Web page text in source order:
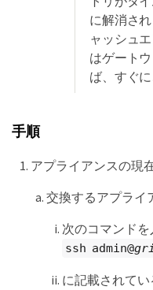
に解消さ
ャッシュ
はゲート
ば、すぐ
手順
アプライアンスの現
交換するアプライ
次のコマンドを
ssh admin@
に記載されて